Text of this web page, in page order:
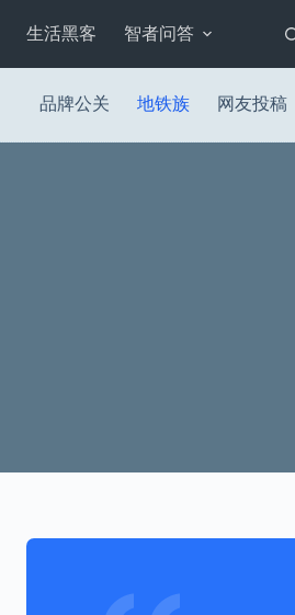
生活黑客 智者问答
品牌公关 地铁族 网友投稿